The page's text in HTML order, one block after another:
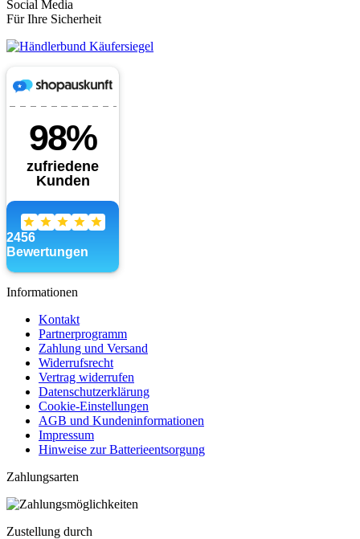
Social Media
Für Ihre Sicherheit
Informationen
Kontakt
Partnerprogramm
Zahlung und Versand
Widerrufsrecht
Vertrag widerrufen
Datenschutzerklärung
Cookie-Einstellungen
AGB und Kundeninformationen
Impressum
Hinweise zur Batterieentsorgung
Zahlungsarten
Zustellung durch